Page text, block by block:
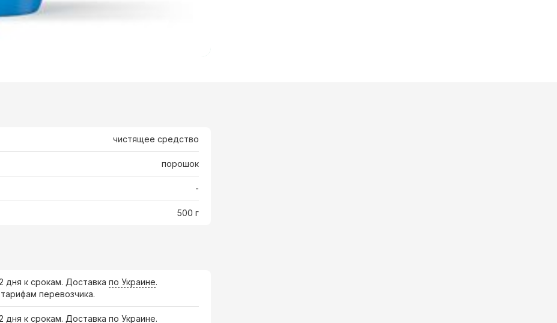
чистящее средство
порошок
-
500 г
дня к срокам. Доставка по Украине.
перевозчика.
дня к срокам. Доставка по Украине.